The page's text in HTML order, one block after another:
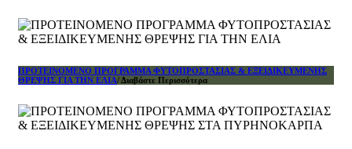
ΠΡΟΤΕΙΝΟΜΕΝΟ ΠΡΟΓΡΑΜΜΑ ΦΥΤΟΠΡΟΣΤΑΣΙΑΣ & ΕΞΕΙΔΙΚΕΥΜΕΝΗΣ
ΘΡΕΨΗΣ ΓΙΑ ΤΗΝ ΕΛΙΑ/ Διαβάστε Περισσότερα